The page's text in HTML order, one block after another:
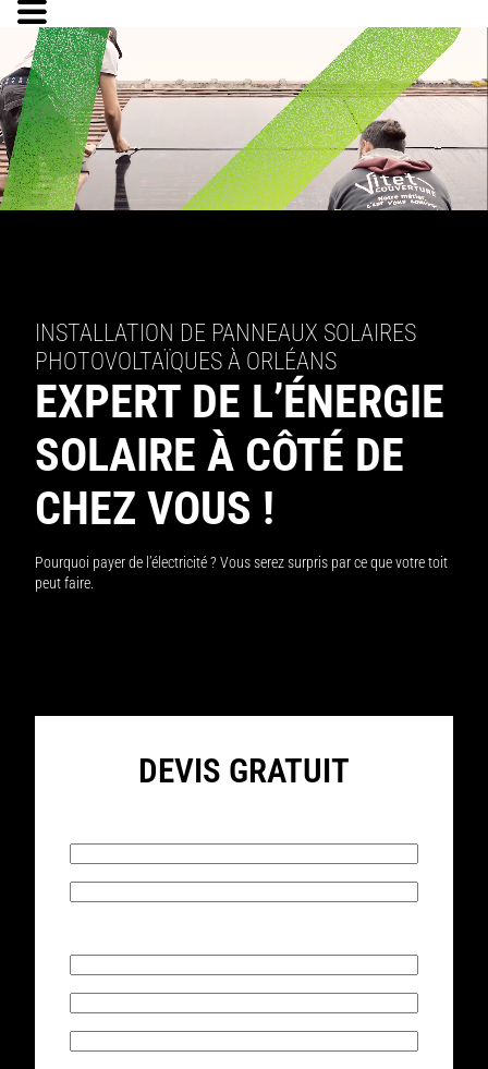
INSTALLATION DE PANNEAUX SOLAIRES
PHOTOVOLTAÏQUES À ORLÉANS
EXPERT DE L’ÉNERGIE
SOLAIRE À CÔTÉ DE
CHEZ VOUS !
Pourquoi payer de l’électricité ? Vous serez surpris par ce que votre toit
peut faire.
DEVIS GRATUIT